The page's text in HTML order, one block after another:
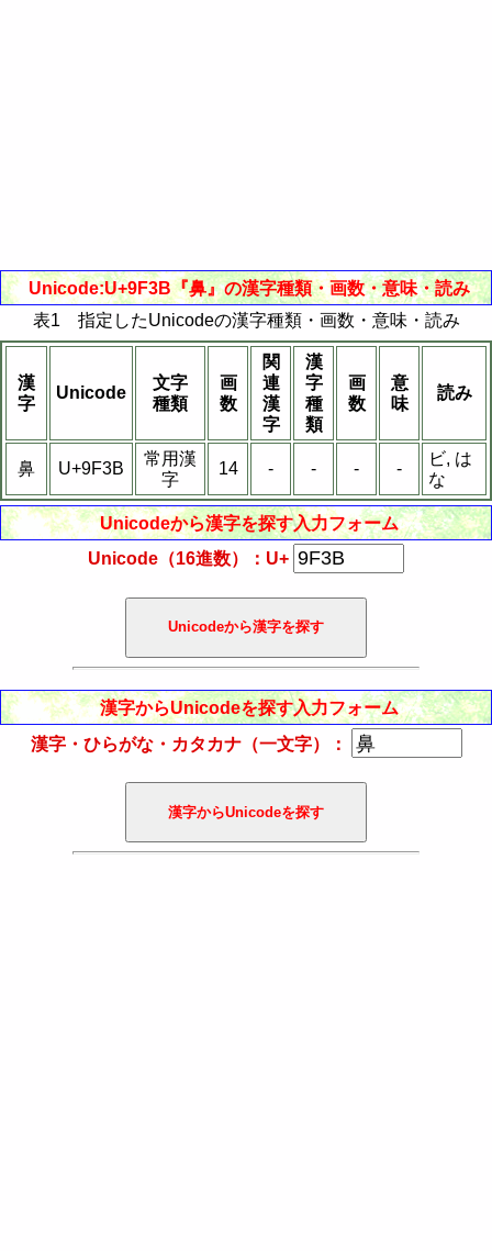
Unicode:U+9F3B『鼻』の漢字種類・画数・意味・読み
表1 指定したUnicodeの漢字種類・画数・意味・読み
漢
字
Unicode
文字
種類
画
数
関
連
漢
字
漢
字
種
類
画
数
意
味
読み
鼻 U+9F3B
常用漢
字
14 - - - -
ビ, は
な
Unicodeから漢字を探す入力フォーム
Unicode（16進数）：U+
漢字からUnicodeを探す入力フォーム
漢字・ひらがな・カタカナ（一文字）：